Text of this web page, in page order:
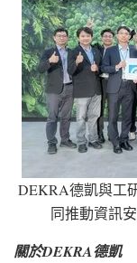
DEKRA德凱與工
同推動資訊
關於DEKRA德凱